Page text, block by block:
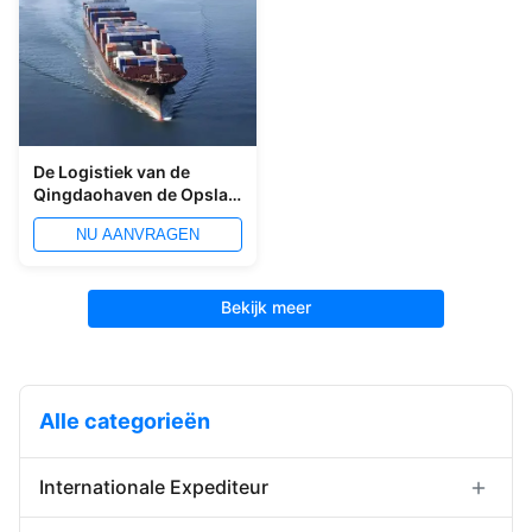
De Logistiek van de
Qingdaohaven de Opslag
van de Pakhuisdiensten
en de Distributiedienst
NU AANVRAGEN
Bekijk meer
Alle categorieën
Internationale Expediteur